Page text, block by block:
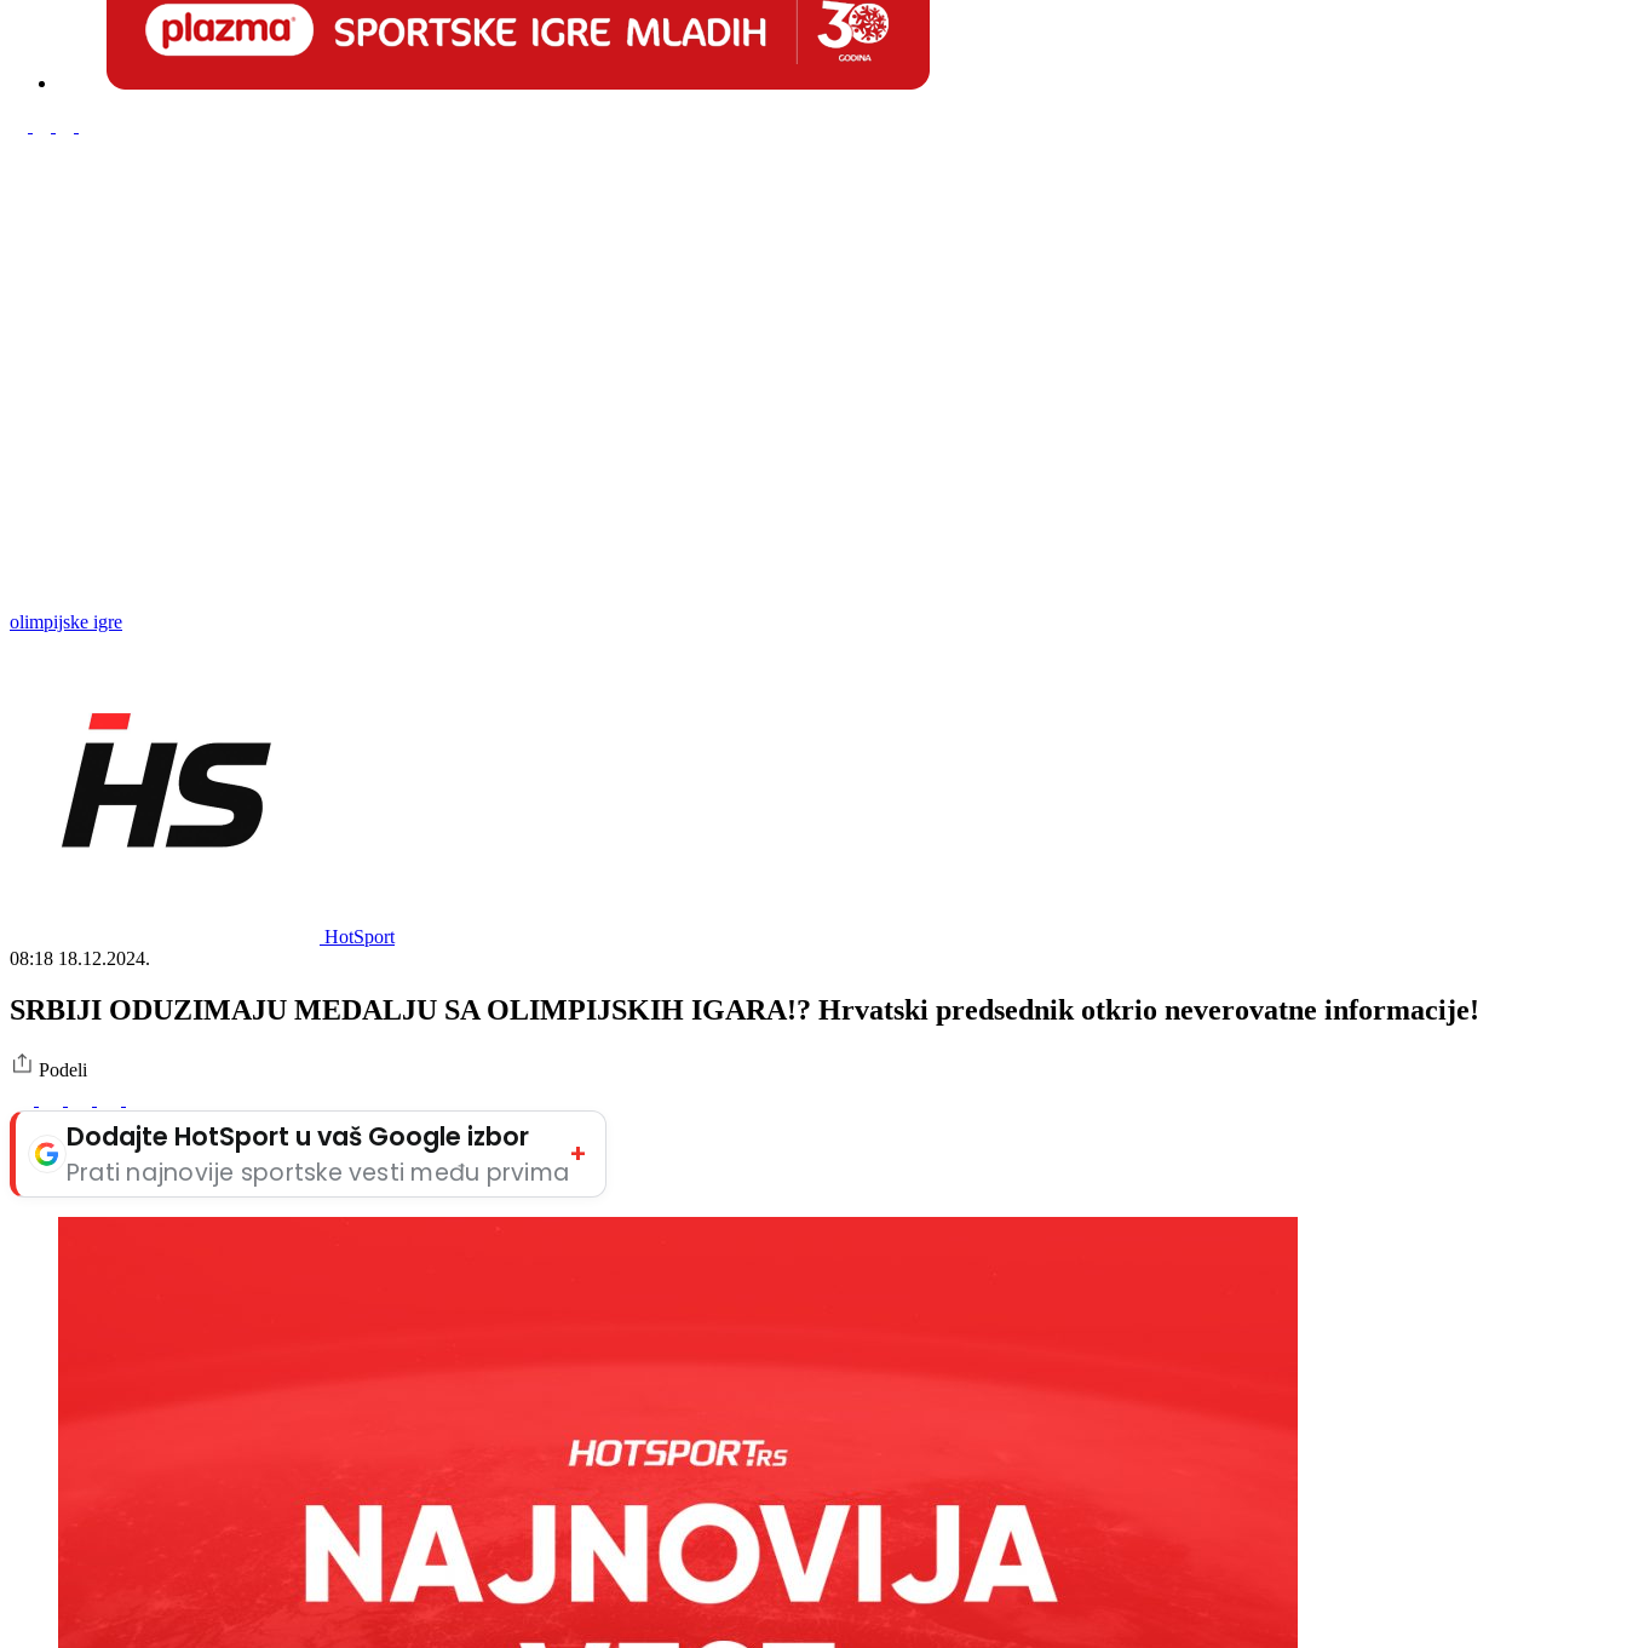
olimpijske igre
HotSport
08:18 18.12.2024.
SRBIJI ODUZIMAJU MEDALJU SA OLIMPIJSKIH IGARA!? Hrvatski predsednik otkrio neverovatne informacije!
Podeli
Dodajte HotSport u vaš Google izbor
Prati najnovije sportske vesti među prvima
+